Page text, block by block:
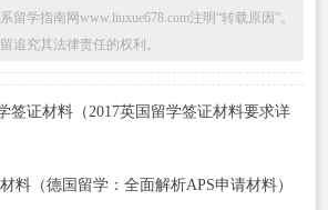
留学指南网www.liuxue678.com注明“转载原因”。
追究其法律责任的权利。
签证材料（2017英国留学签证材料要求详
料（德国留学：全面解析APS申请材料）